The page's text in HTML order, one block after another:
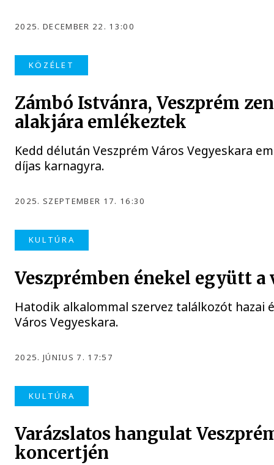
2025. DECEMBER 22. 13:00
KÖZÉLET
Zámbó Istvánra, Veszprém
alakjára emlékeztek
Kedd délután Veszprém Város Vegyeskara
díjas karnagyra.
2025. SZEPTEMBER 17. 16:30
KULTÚRA
Veszprémben énekel együtt a
Hatodik alkalommal szervez találkozót
Város Vegyeskara.
2025. JÚNIUS 7. 17:57
KULTÚRA
Varázslatos hangulat
koncertjén